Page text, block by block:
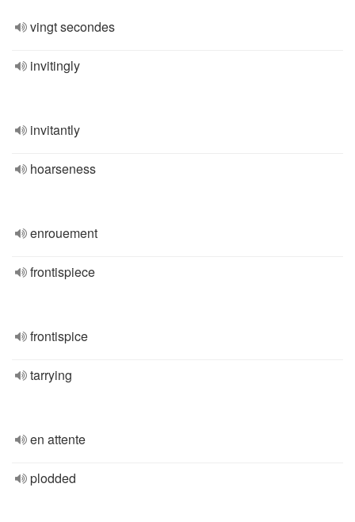
vingt secondes
invitingly
invitantly
hoarseness
enrouement
frontispiece
frontispice
tarrying
en attente
plodded